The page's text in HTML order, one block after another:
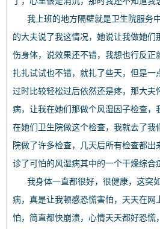
我上班的地方隔壁就是卫生院服务
的大夫说了我这情况，她说让我做她们
伤身体，说效果还不错，我想也行反正
扎扎试试也不错，就扎了些天，但是一
过时比较轻松过后依然还是疼，那大夫
病，让我在她们那做个风湿因子检查，
在她们卫生院做这个检查，我就去了我
院做了许多检查，几天后所有检查都出
诊了可怕的风湿病其中的一个干燥综合
我身体一直都很好，很健康，这突
病，真是让我顿感恐慌害怕，天天在网
怕，简直都快崩溃，心情天天都好恐慌